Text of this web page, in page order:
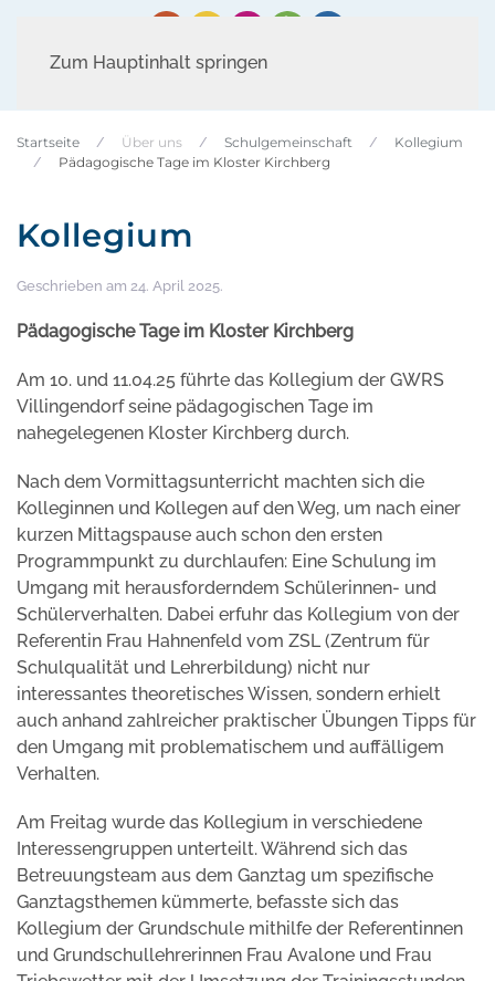
Zum Hauptinhalt springen
Startseite Über uns Schulgemeinschaft
Kollegium
Pädagogische Tage im Kloster Kirchberg
Kollegium
Geschrieben am 24. April 2025.
Pädagogische Tage im Kloster Kirchberg
Am 10. und 11.04.25 führte das Kollegium der GWRS
Villingendorf seine pädagogischen Tage im
nahegelegenen Kloster Kirchberg durch.
Nach dem Vormittagsunterricht machten sich die
Kolleginnen und Kollegen auf den Weg, um nach einer
kurzen Mittagspause auch schon den ersten
Programmpunkt zu durchlaufen: Eine Schulung im
Umgang mit herausforderndem Schülerinnen- und
Schülerverhalten. Dabei erfuhr das Kollegium von der
Referentin Frau Hahnenfeld vom ZSL (Zentrum für
Schulqualität und Lehrerbildung) nicht nur
interessantes theoretisches Wissen, sondern erhielt
auch anhand zahlreicher praktischer Übungen Tipps für
den Umgang mit problematischem und auffälligem
Verhalten.
Am Freitag wurde das Kollegium in verschiedene
Interessengruppen unterteilt. Während sich das
Betreuungsteam aus dem Ganztag um spezifische
Ganztagsthemen kümmerte, befasste sich das
Kollegium der Grundschule mithilfe der Referentinnen
und Grundschullehrerinnen Frau Avalone und Frau